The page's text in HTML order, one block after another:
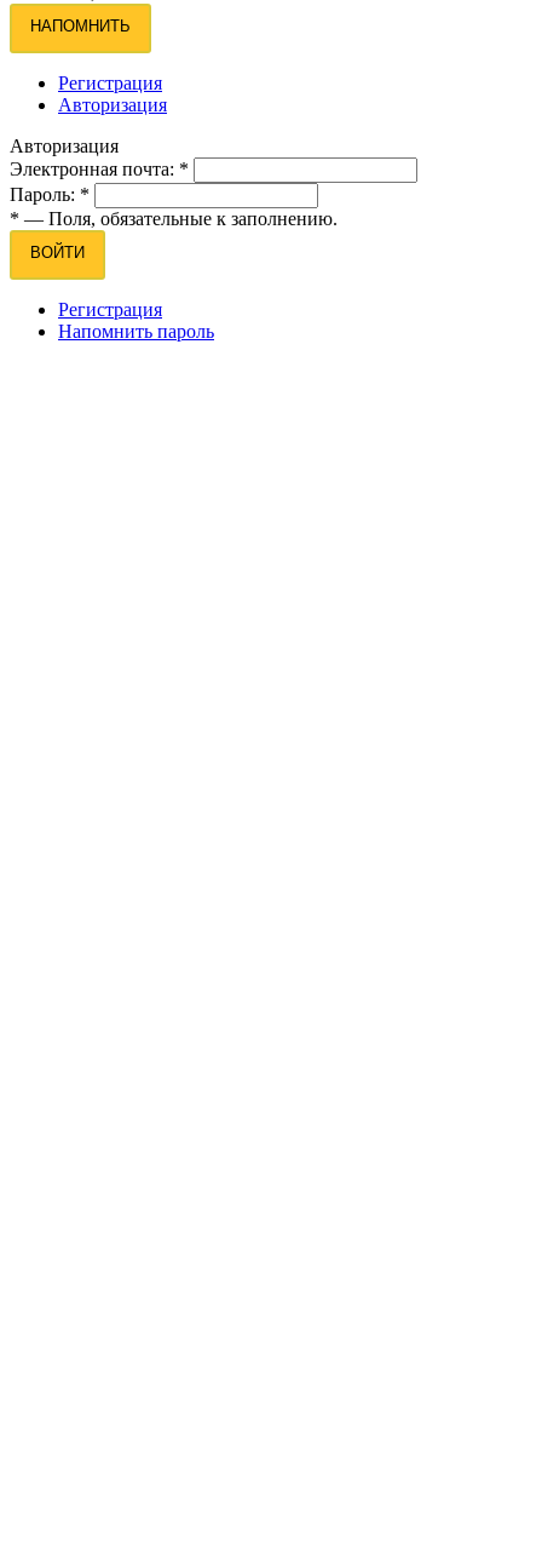
НАПОМНИТЬ
Регистрация
Авторизация
Авторизация
Электронная почта: *
Пароль: *
* — Поля, обязательные к заполнению.
ВОЙТИ
Регистрация
Напомнить пароль